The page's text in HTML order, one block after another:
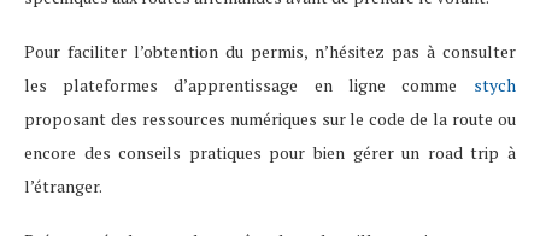
Pour faciliter l’obtention du permis, n’hésitez pas à consulter
les plateformes d’apprentissage en ligne comme
stych
proposant des ressources numériques sur le code de la route ou
encore des conseils pratiques pour bien gérer un road trip à
l’étranger.